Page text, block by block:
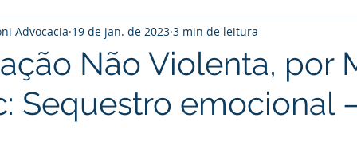
Práticas Colaborativas Reflexões
Direito Imobiliário Processo judicial Prevenção de
Não Violenta, por
Sequestro emocional
Advocacia 19 de jan. de 2023 3 min de leitura